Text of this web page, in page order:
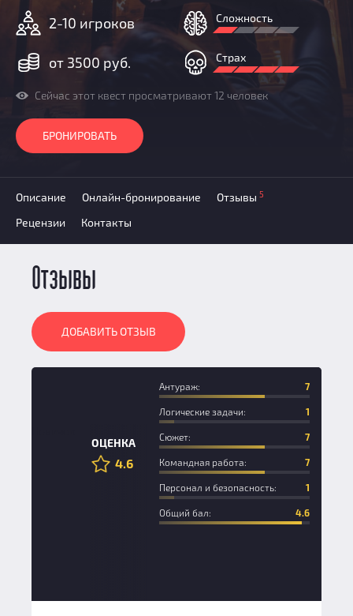
Добавить квест
2-10 игроков
от 3500 руб.
Сложность
Страх
Сейчас этот квест просматривают 12 человек
БРОНИРОВАТЬ
Описание Онлайн-бронирование Отзывы 5
Рецензии Контакты
Отзывы
ДОБАВИТЬ ОТЗЫВ
ОЦЕНКА
4.6
Антураж: 7
Логические задачи: 1
Сюжет: 7
Командная работа: 7
Персонал и безопасность: 1
Общий бал: 4.6